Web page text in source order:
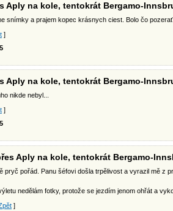
Aply na kole, tentokrát Bergamo-
snímky a prajem kopec krásnych ciest. Bolo čo pozerať.
]
Aply na kole, tentokrát Bergamo-
nikde nebyl...
]
Aply na kole, tentokrát Bergamo-
pryč pořád. Panu šéfovi došla trpělivost a vyrazil mě z
nedělám fotky, protože se jezdím jenom ohřát a
]